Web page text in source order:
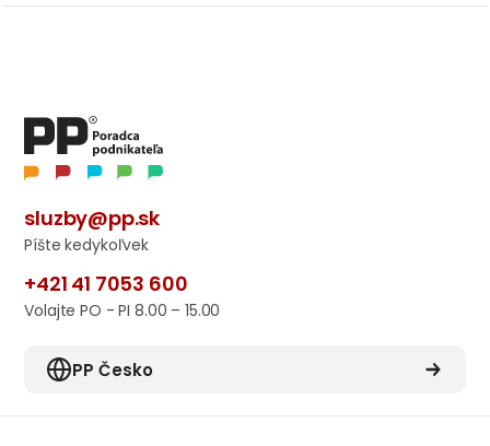
sluzby@pp.sk
Píšte kedykoľvek
+421 41 7053 600
Volajte PO - PI 8.00 – 15.00
PP Česko